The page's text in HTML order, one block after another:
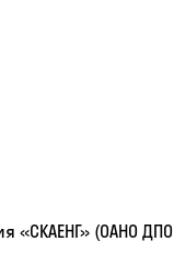
«СКАЕНГ» (ОАНО ДПО
Skyeng Chat